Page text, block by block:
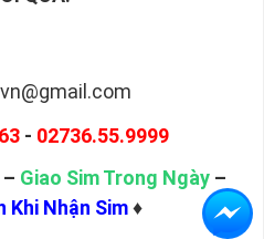
- 02736.55.9999
– Giao Sim Trong Ngày –
Khi Nhận Sim♦